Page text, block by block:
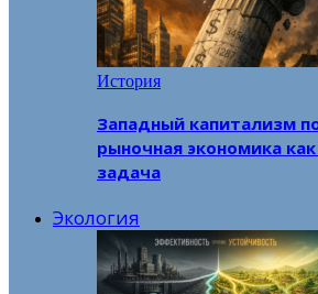
История
Западный капитализм
рыночная экономика
задача
Экология